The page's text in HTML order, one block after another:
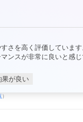
さを高く評価していま
ンスが非常に良いと感
果が良い
）